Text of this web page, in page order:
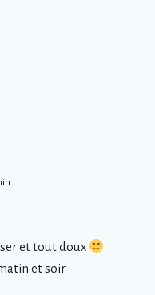
et tout doux
et soir.